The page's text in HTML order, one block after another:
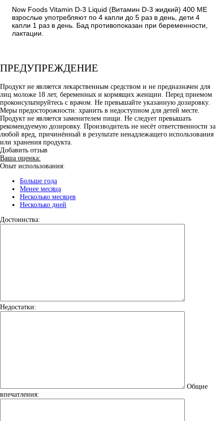
Now Foods Vitamin D-3 Liquid (Витамин D-3 жидкий) 400 МЕ
взрослые употребляют по 4 капли до 5 раз в день, дети 4
капли 1 раз в день. Бад противопоказан при беременности,
лактации.
ПРЕДУПРЕЖДЕНИЕ
Продукт не является лекарственным средством и не предназначен для
лиц моложе 18 лет, беременных и кормящих женщин. Перед приемом
проконсультируйтесь с врачом. Не превышайте указанную дозировку.
Меры предосторожности: хранить в недоступном для детей месте.
Продукт не является заменителем пищи. Не следует превышать
рекомендуемую дозировку. Производитель не несёт ответственности за
любой вред, причинённый в результате ненадлежащего использования
или хранения продукта.
Добавить отзыв
Ваша оценка:
Опыт использования:
Больше года
Менее месяца
Несколько месяцев
Несколько дней
Достоинства:
Недостатки:
Общие
впечатления: